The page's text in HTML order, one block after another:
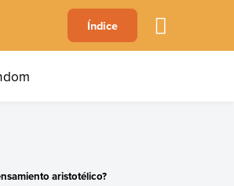
B C F
Índice
aristotélico?